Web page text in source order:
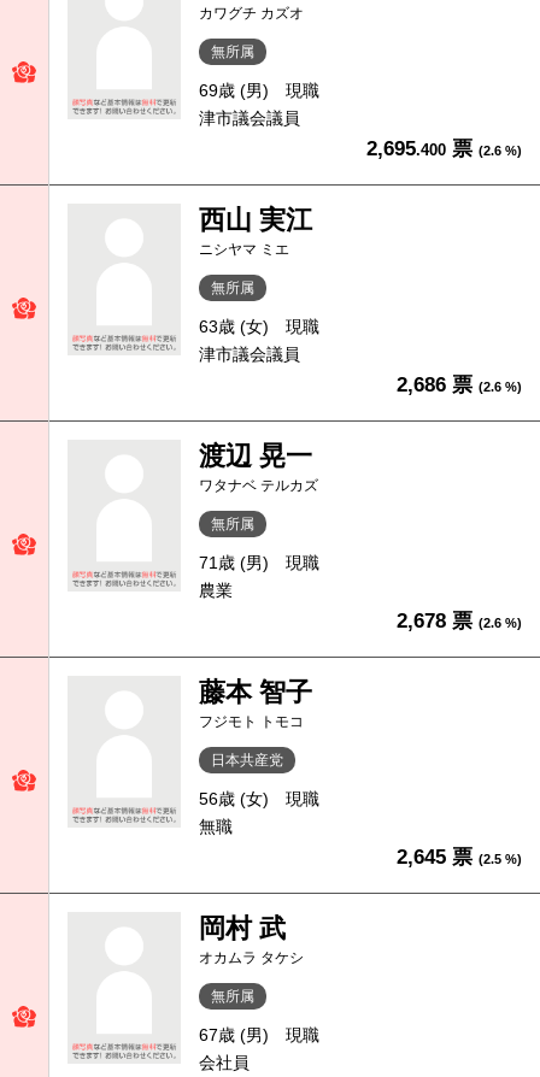
カワグチ カズオ
無所属
69歳 (男)
現職
津市議会議員
2,695.400 票 (2.6 %)
西山 実江
ニシヤマ ミエ
無所属
63歳 (女)
現職
津市議会議員
2,686 票 (2.6 %)
渡辺 晃一
ワタナベ テルカズ
無所属
71歳 (男)
現職
農業
2,678 票 (2.6 %)
藤本 智子
フジモト トモコ
日本共産党
56歳 (女)
現職
無職
2,645 票 (2.5 %)
岡村 武
オカムラ タケシ
無所属
67歳 (男)
現職
会社員